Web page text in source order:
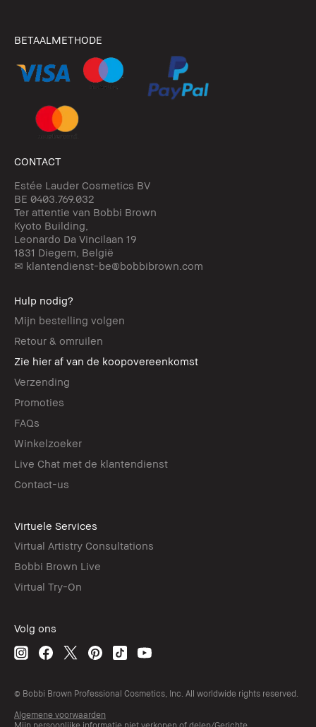
BETAALMETHODE
CONTACT
Estée Lauder Cosmetics BV
BE 0403.769.032
Ter attentie van Bobbi Brown
Kyoto Building,
Leonardo Da Vincilaan 19
1831 Diegem, België
✉ klantendienst-be@bobbibrown.com
Hulp nodig?
Mijn bestelling volgen
Retour & omruilen
Zie hier af van de koopovereenkomst
Verzending
Promoties
FAQs
Winkelzoeker
Live Chat met de klantendienst
Contact-us
Virtuele Services
Virtual Artistry Consultations
Bobbi Brown Live
Virtual Try-On
Volg ons
© Bobbi Brown Professional Cosmetics, Inc. All worldwide rights reserved.
Algemene voorwaarden